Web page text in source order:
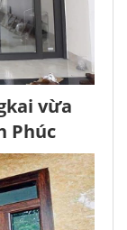
vừa
Phúc